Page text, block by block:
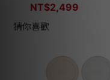
NT$2,499
猜你喜歡